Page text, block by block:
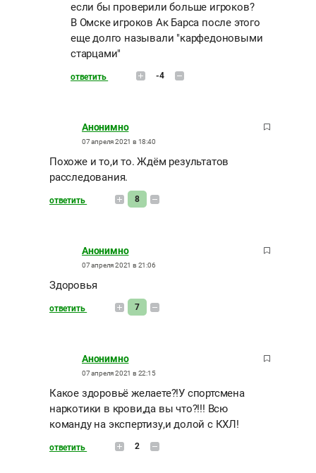
если бы проверили больше игроков?
В Омске игроков Ак Барса после этого
еще долго называли "карфедоновыми
старцами"
ответить -4
Анонимно
07 апреля 2021 в 18:40
Похоже и то,и то. Ждём результатов
расследования.
ответить 8
Анонимно
07 апреля 2021 в 21:06
Здоровья
ответить 7
Анонимно
07 апреля 2021 в 22:15
Какое здоровьё желаете?!У спортсмена
наркотики в крови,да вы что?!!! Всю
команду на экспертизу,и долой с КХЛ!
ответить 2